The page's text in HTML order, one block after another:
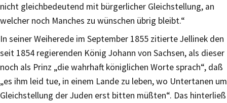
nicht gleichbedeutend mit bürgerlicher Gleichstellung, an
welcher noch Manches zu wünschen übrig bleibt.“
In seiner Weiherede im September 1855 zitierte Jellinek den
seit 1854 regierenden König Johann von Sachsen, als dieser
noch als Prinz „die wahrhaft königlichen Worte sprach“, daß
„es ihm leid tue, in einem Lande zu leben, wo Untertanen um
Gleichstellung der Juden erst bitten müßten“. Das hinterließ